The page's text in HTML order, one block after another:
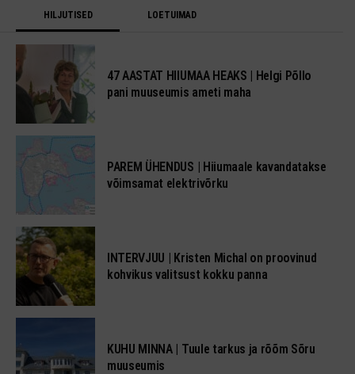
HILJUTISED LOETUIMAD
47 AASTAT HIIUMAA HEAKS | Helgi Põllo
pani muuseumis ameti maha
PAREM ÜHENDUS | Hiiumaale kavandatakse
võimsamat elektrivõrku
INTERVJUU | Kristen Michal on proovinud
kohvikus valitsust kokku panna
KUHU MINNA | Tuule tarkus ja rõõm Sõru
muuseumis